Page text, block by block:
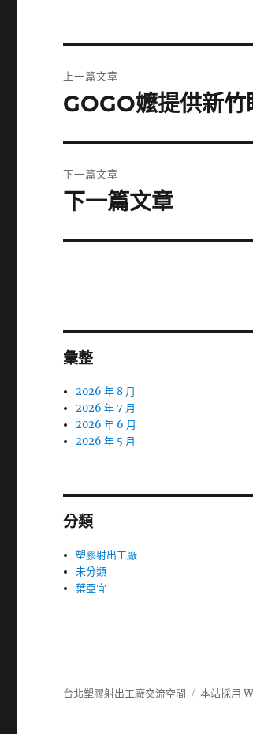
章
上一篇文章
上
篇
文
章:
GOGO嬤提供新竹
下一篇文章
下
篇
下一篇文章
彙整
2026 年 8 月
2026 年 7 月
2026 年 6 月
2026 年 5 月
分類
塑膠射出工廠
未分類
葉亞宜
台北塑膠射出工廠交流空間 本站採用